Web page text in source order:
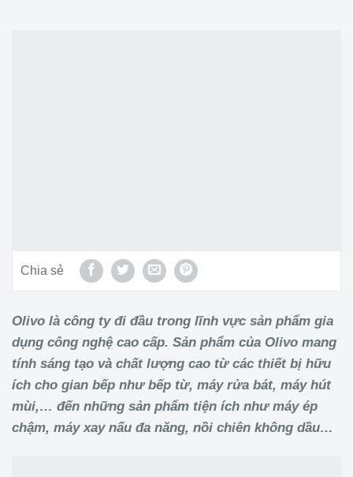
Chia sẻ
Olivo là công ty đi đầu trong lĩnh vực sản phẩm gia
dụng công nghệ cao cấp. Sản phẩm của Olivo mang
tính sáng tạo và chất lượng cao từ các thiết bị hữu
ích cho gian bếp như bếp từ, máy rửa bát, máy hút
mùi,… đến những sản phẩm tiện ích như máy ép
chậm, máy xay nấu đa năng, nồi chiên không dầu…